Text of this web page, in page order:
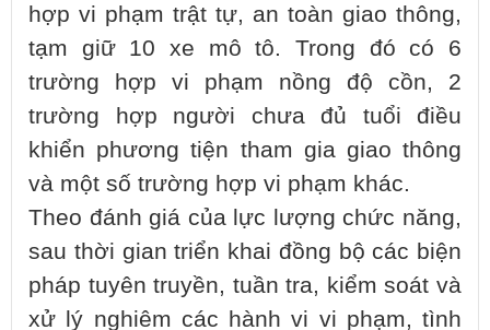
hợp vi phạm trật tự, an toàn giao thông,
tạm giữ 10 xe mô tô. Trong đó có 6
trường hợp vi phạm nồng độ cồn, 2
trường hợp người chưa đủ tuổi điều
khiển phương tiện tham gia giao thông
và một số trường hợp vi phạm khác.
Theo đánh giá của lực lượng chức năng,
sau thời gian triển khai đồng bộ các biện
pháp tuyên truyền, tuần tra, kiểm soát và
xử lý nghiêm các hành vi vi phạm, tình